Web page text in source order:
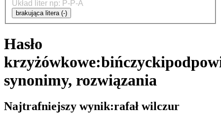
brakująca litera (-)
Hasło
krzyżówkowe:bińczycki
synonimy, rozwiązania
Najtrafniejszy wynik:rafał wilczur